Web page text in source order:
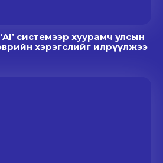
системээр хуурамч улсын
хэрэгслийг илрүүлжээ